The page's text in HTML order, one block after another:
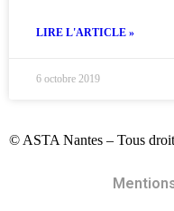
LIRE L'ARTICLE »
6 octobre 2019
© ASTA Nantes – Tous